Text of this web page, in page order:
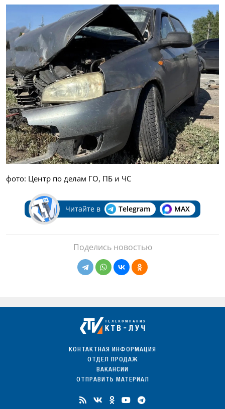
фото: Центр по делам ГО, ПБ и ЧС
Читайте в Telegram MAX
Поделись новостью
КОНТАКТНАЯ ИНФОРМАЦИЯ
ОТДЕЛ ПРОДАЖ
ВАКАНСИИ
ОТПРАВИТЬ МАТЕРИАЛ